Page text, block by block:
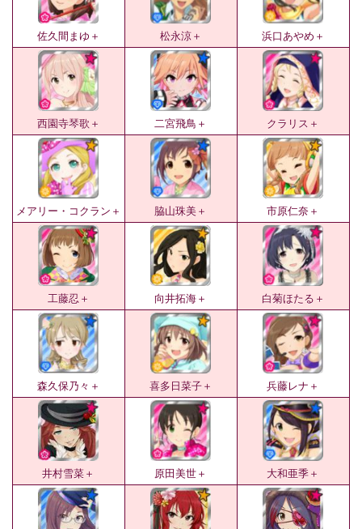
佐久間まゆ＋ 松永涼＋ 浜口あやめ＋
西園寺琴歌＋ 二宮飛鳥＋ クラリス＋
メアリー・コクラン＋ 脇山珠美＋ 市原仁奈＋
工藤忍＋ 向井拓海＋ 白菊ほたる＋
森久保乃々＋ 喜多日菜子＋ 兵藤レナ＋
井村雪菜＋ 原田美世＋ 大和亜季＋